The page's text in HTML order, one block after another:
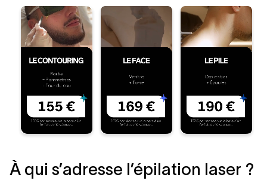
À qui s’adresse l’épilation laser ?